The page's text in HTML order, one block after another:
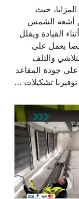
حيث
أشعة الشمس
القيادة ويقلل
يعمل على
والتلف
جودة المقاعد
توفيرنا تشكيلات ...